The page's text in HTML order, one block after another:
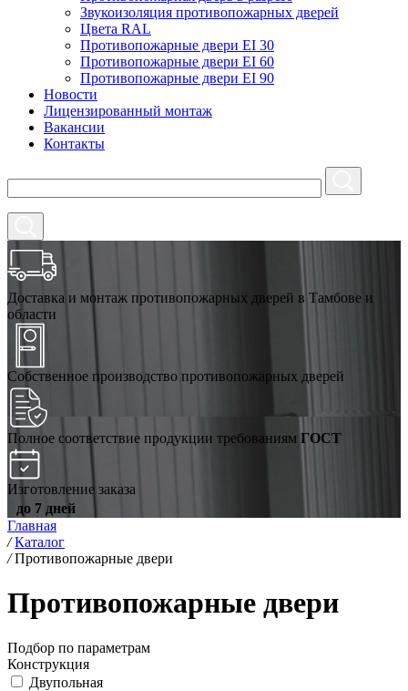
Звукоизоляция противопожарных дверей
Цвета RAL
Противопожарные двери EI 30
Противопожарные двери EI 60
Противопожарные двери EI 90
Новости
Лицензированный монтаж
Вакансии
Контакты
Доставка и монтаж противопожарных дверей в Тамбове и
области
Собственное производство противопожарных дверей
Полное соответствие продукции требованиям ГОСТ
Изготовление заказа
до 7 дней
Главная
/ Каталог
/ Противопожарные двери
Противопожарные двери
Подбор по параметрам
Конструкция
Двупольная